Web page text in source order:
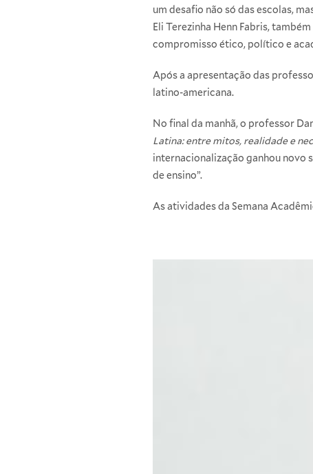
um desafio não só das escolas,
Eli Terezinha Henn Fabris,
compromisso ético, político e
Após a apresentação das
latino-americana.
No final da manhã, o professor
Latina: entre mitos, realidade e
internacionalização ganhou novo
de ensino”.
As atividades da Semana